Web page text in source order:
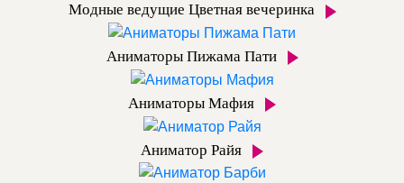
Модные ведущие Цветная вечеринка
Аниматоры Пижама Пати
Аниматоры Мафия
Аниматор Райя